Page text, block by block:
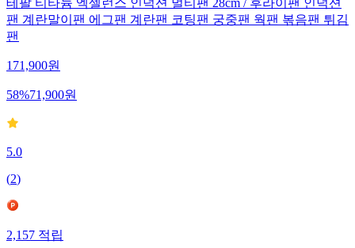
테팔 티타늄 엑셀런스 인덕션 멀티팬 28cm / 후라이팬 인덕션
팬 계란말이팬 에그팬 계란팬 코팅팬 궁중팬 웍팬 볶음팬 튀김
팬
171,900원
58%71,900원
5.0
(2)
2,157적립